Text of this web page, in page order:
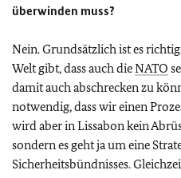
überwinden muss?
Nein. Grundsätzlich ist es
Welt gibt, dass auch dieNATO
damit auch abschrecken zu
notwendig, dass wir einen
wird aber in Lissabon kein
sondern es geht ja um eine
Sicherheitsbündnisses.